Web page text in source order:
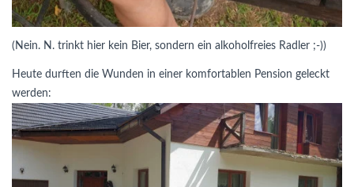
(Nein. N. trinkt hier kein Bier, sondern ein alkoholfreies Radler ;-))
Heute durften die Wunden in einer komfortablen Pension geleckt
werden: